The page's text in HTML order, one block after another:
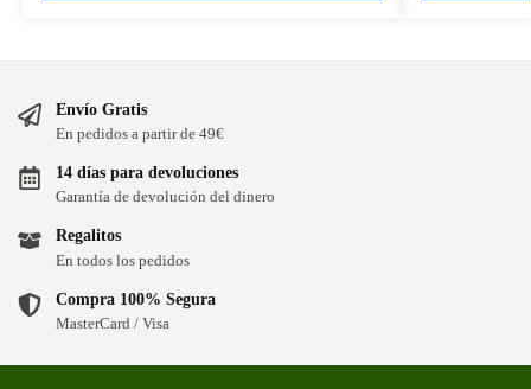
Envío Gratis
En pedidos a partir de 49€
14 días para devoluciones
Garantía de devolución del dinero
Regalitos
En todos los pedidos
Compra 100% Segura
MasterCard / Visa